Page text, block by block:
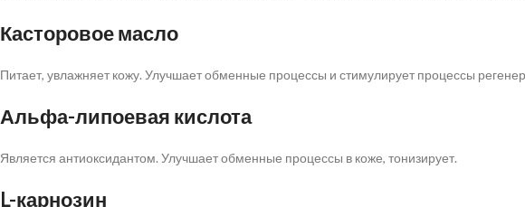
Касторовое масло
Питает, увлажняет кожу. Улучшает обменные процессы и стимулирует процессы
Альфа-липоевая кислота
Является антиоксидантом. Улучшает обменные процессы в коже, тонизирует.
L-карнозин